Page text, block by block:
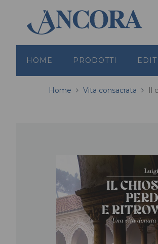
HOME PRODOTTI
Home Vita consacrata Il